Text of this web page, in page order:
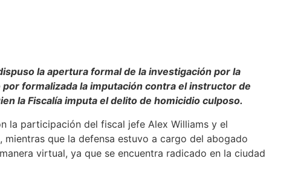
la apertura formal de la investigación por la
formalizada la imputación contra el instructor de
la Fiscalía imputa el delito de homicidio culposo.
la participación del fiscal jefe Alex Williams y el
que la defensa estuvo a cargo del abogado
virtual, ya que se encuentra radicado en la ciudad